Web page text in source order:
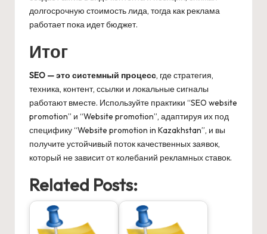
долгосрочную стоимость лида, тогда как реклама
работает пока идет бюджет.
Итог
SEO — это системный процесс, где стратегия,
техника, контент, ссылки и локальные сигналы
работают вместе. Используйте практики “SEO website
promotion” и “Website promotion”, адаптируя их под
специфику “Website promotion in Kazakhstan”, и вы
получите устойчивый поток качественных заявок,
который не зависит от колебаний рекламных ставок.
Related Posts: